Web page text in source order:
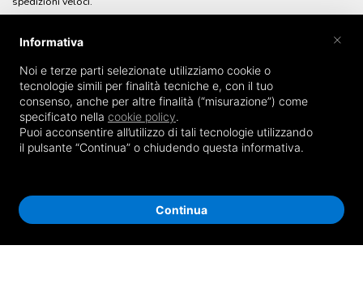
© Bottiglieria Estense Enoteca - Enoteca online - P.IVA 0190313038
Informativa
Noi e terze parti selezionate utilizziamo cookie o
tecnologie simili per finalità tecniche e, con il tuo
consenso, anche per altre finalità (“misurazione”) come
specificato nella cookie policy.
Puoi acconsentire all’utilizzo di tali tecnologie utilizzando
il pulsante “Continua” o chiudendo questa informativa.
Continua
×